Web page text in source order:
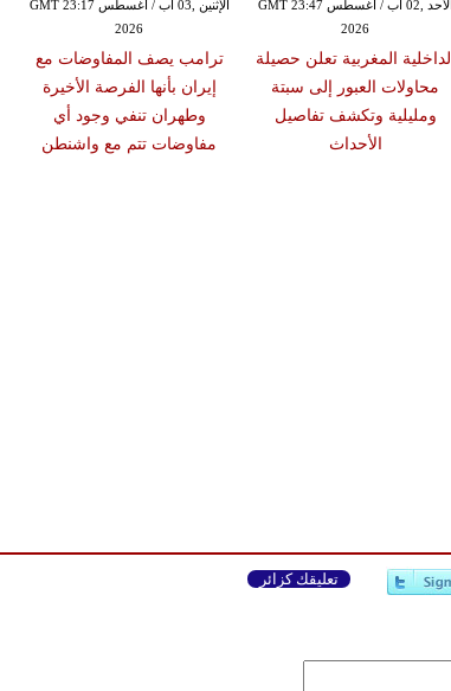
الإثنين ,03 آب / أغسطس GMT 23:17
2026
ترامب يصف المفاوضات مع
إيران بأنها الفرصة الأخيرة
وطهران تنفي وجود أي
مفاوضات تتم مع واشنطن
الأحد ,02 آب / أغسطس GMT 23:47
2026
الداخلية المغربية تعلن حصيلة
محاولات العبور إلى سبتة
ومليلية وتكشف تفاصيل
الأحداث
تعليقك كزائر